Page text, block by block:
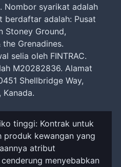
Nombor syarikat adalah
berdaftar adalah: Pusat
Stoney Ground,
Grenadines.
selia oleh FINTRAC.
M20282836. Alamat
Shellbridge Way,
Kanada.
tinggi: Kontrak untuk
produk kewangan yang
atribut
menyebabkan